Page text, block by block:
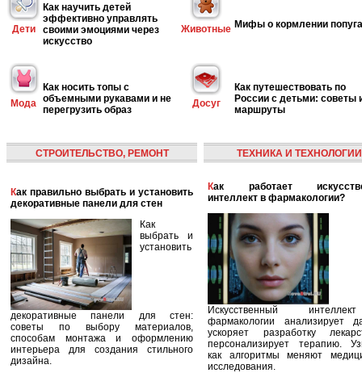
Дети
Как научить детей
эффективно управлять
своими эмоциями через
искусство
Животные Мифы о кормлении
Мода
Как носить топы с
объемными рукавами и не
перегрузить образ
Досуг
Как путешествовать по
России с детьми: советы
маршруты
СТРОИТЕЛЬСТВО, РЕМОНТ
Как правильно выбрать и установить
декоративные панели для стен
Как
выбрать и
установить
декоративные панели для стен:
советы по выбору материалов,
способам монтажа и оформлению
интерьера для создания стильного
дизайна.
ТЕХНИКА И ТЕХНОЛОГИИ
Как работает искусственный
интеллект в фармакологии?
Искусственный
фармакологии анализирует
ускоряет разработку
персонализирует терапию.
как алгоритмы меняют
исследования.